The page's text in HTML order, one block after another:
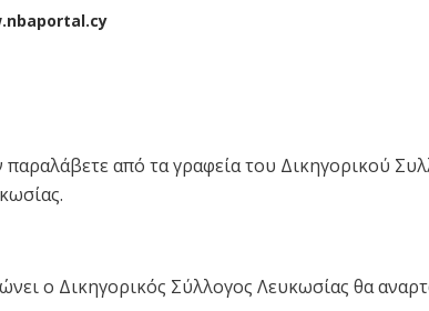
από τα γραφεία του Δικηγορικού
ο Δικηγορικός Σύλλογος Λευκωσίας θα